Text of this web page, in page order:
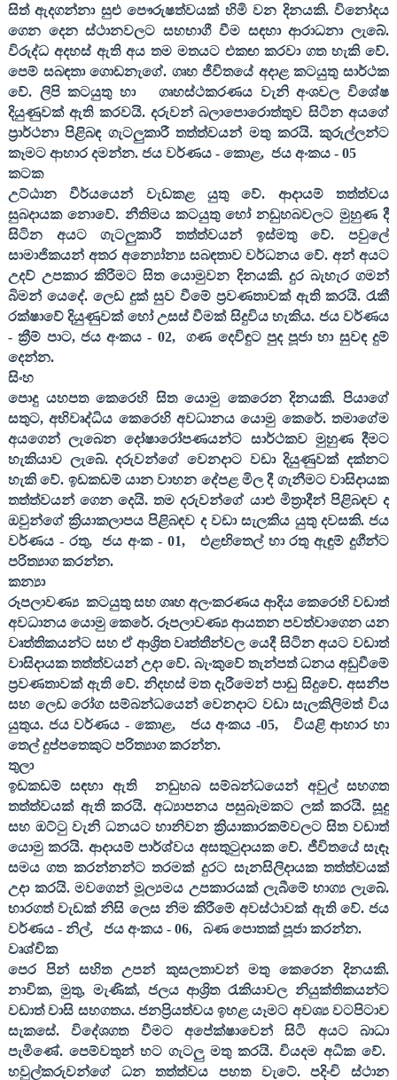
සිත් ඇදගන්නා සුළු පෞරුෂත්වයක් හිමි වන දිනයකි. විනෝදය
ගෙන දෙන ස්ථානවලට සහභාගී වීම සඳහා ආරාධනා ලැබේ.
විරුද්ධ අදහස් ඇති අය තම මතයට එකඟ කරවා ගත හැකි වේ.
පෙම් සබඳතා ගොඩනැගේ. ගෘහ ජීවිතයේ අදාළ කටයුතු සාර්ථක
වේ. ලිපි කටයුතු හා
ගෘහස්ථකරණය වැනි අංශවල විශේෂ
දියුණුවක් ඇති කරවයි. දරුවන් බලාපොරොත්තුව සිටින අයගේ
ප්‍රාර්ථනා පිළිබඳ ගැටලුකාරී තත්ත්වයන් මතු කරයි. කුරුල්ලන්ට
කෑමට ආහාර දමන්න. ජය වර්ණය - කොළ, ජය අංකය - 05
කටක
උට්ඨාන වීර්යයෙන් වැඩකළ යුතු වේ. ආදායම් තත්ත්වය
සුබදායක නොවේ. නීතිමය කටයුතු හෝ නඩුහබවලට මුහුණ දී
සිටින අයට ගැටලුකාරී තත්ත්වයන් ඉස්මතු වේ. පවුලේ
සාමාජිකයන් අතර අන්‍යෝන්‍ය සබඳතාව වර්ධනය වේ. අන් අයට
උදව් උපකාර කිරීමට සිත යොමුවන දිනයකි. දුර බැහැර ගමන්
බිමන් යෙදේ. ලෙඩ දුක් සුව වීමේ ප්‍රවණතාවක් ඇති කරයි. රැකී
රක්ෂාවේ දියුණුවක් හෝ උසස් වීමක් සිදුවිය හැකිය. ජය වර්ණය
- ක්‍රීම් පාට, ජය අංකය - 02,
ගණ දෙවිඳුට පුද පූජා හා සුවඳ දුම්
දෙන්න.
සිංහ
පොදු යහපත කෙරෙහි සිත යොමු කෙරෙන දිනයකි. පියාගේ
සතුට,අභිවෘද්ධිය කෙරෙහි අවධානය යොමු කෙරේ. තමාගේම
අයගෙන් ලැබෙන දෝෂාරෝපණයන්ට සාර්ථකව මුහුණ දීමට
හැකියාව ලැබේ. දරුවන්ගේ වෙනදාට වඩා දියුණුවක් දක්නට
හැකි වේ. ඉඩකඩම් යාන වාහන දේපළ මිල දී ගැනීමට වාසිදායක
තත්ත්වයන් ගෙන දෙයි. තම දරුවන්ගේ යාළු මිත්‍රාදීන් පිළිබඳව ද
ඔවුන්ගේ ක්‍රියාකලාපය පිළිබඳව ද වඩා සැලකිය යුතු දවසකි. ජය
වර්ණය - රතු, ජය අංක - 01,
එළඟිතෙල් හා රතු ඇඳුම් දුගීන්ට
පරිත්‍යාග කරන්න.
කන්‍යා
රූපලාවණ්‍ය කටයුතු සහ ගෘහ අලංකරණය ආදිය කෙරෙහි වඩාත්
අවධානය යොමු කෙරේ. රූපලාවණ්‍ය ආයතන පවත්වාගෙන යන
වෘත්තිකයන්ට සහ ඒ ආශ්‍රිත වෘත්තීන්වල යෙදී සිටින අයට වඩාත්
වාසිදායක තත්ත්වයන් උදා වේ. බැංකුවේ තැන්පත් ධනය අඩුවීමේ
ප්‍රවණතාවක් ඇති වේ. නිදහස් මත දැරීමෙන් පාඩු සිදුවේ. අසනීප
සහ ලෙඩ රෝග සම්බන්ධයෙන් වෙනදාට වඩා සැලකිලිමත් විය
යුතුය. ජය වර්ණය - කොළ, ජය අංකය -05,
වියළි ආහාර හා
තෙල් දුප්පතෙකුට පරිත්‍යාග කරන්න.
තුලා
ඉඩකඩම් සඳහා ඇති
නඩුහබ සම්බන්ධයෙන් අවුල් සහගත
තත්ත්වයක් ඇති කරයි. අධ්‍යාපනය පසුබෑමකට ලක් කරයි. සූදු
සහ ඔට්ටු වැනි ධනයට හානිවන ක්‍රියාකාරකම්වලට සිත වඩාත්
යොමු කරයි. ආදායම් පාර්ශ්වය අසතුටුදායක වේ. ජීවිතයේ සැඳෑ
සමය ගත කරන්නන්ට තරමක් දුරට සැනසිලිදායක තත්ත්වයක්
උදා කරයි. මවගෙන් මූල්‍යමය උපකාරයක් ලැබීමේ භාග්‍ය ලැබේ.
භාරගත් වැඩක් නිසි ලෙස නිම කිරීමේ අවස්ථාවක් ඇති වේ. ජය
වර්ණය - නිල්, ජය අංකය - 06,
බණ පොතක් පූජා කරන්න.
වෘශ්චික
පෙර පින් සහිත උපන් කුසලතාවන් මතු කෙරෙන දිනයකි.
නාවික, මුතු, මැණික්, ජලය ආශ්‍රිත රැකියාවල නියුක්තිකයන්ට
වඩාත් වාසි සහගතය. ජනප්‍රියත්වය ඉහළ යෑමට අවශ්‍ය වටපිටාව
සැකසේ. විදේශගත වීමට අපේක්ෂාවෙන් සිටි අයට බාධා
පැමිණේ. පෙම්වතුන් හට ගැටලු මතු කරයි. වියදම අධික වේ.
හවුල්කරුවන්ගේ ධන තත්ත්වය පහත වැටේ. පදිංචි ස්ථාන